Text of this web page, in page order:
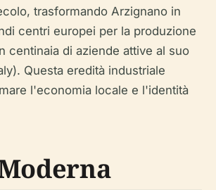
trasformando Arzignano in
centri europei per la produzione
centinaia di aziende attive al suo
Questa eredità industriale
l'economia locale e l'identità